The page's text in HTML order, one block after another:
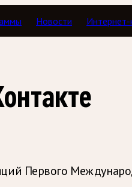
Новости Интернет-
Первого